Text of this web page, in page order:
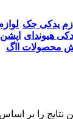
یدکی جک
هیوندای
محصولات ااگ